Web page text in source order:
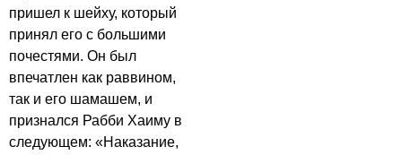
пришел к шейху, который
принял его с большими
почестями. Он был
впечатлен как раввином,
так и его шамашем, и
признался Рабби Хаиму в
следующем: «Наказание,